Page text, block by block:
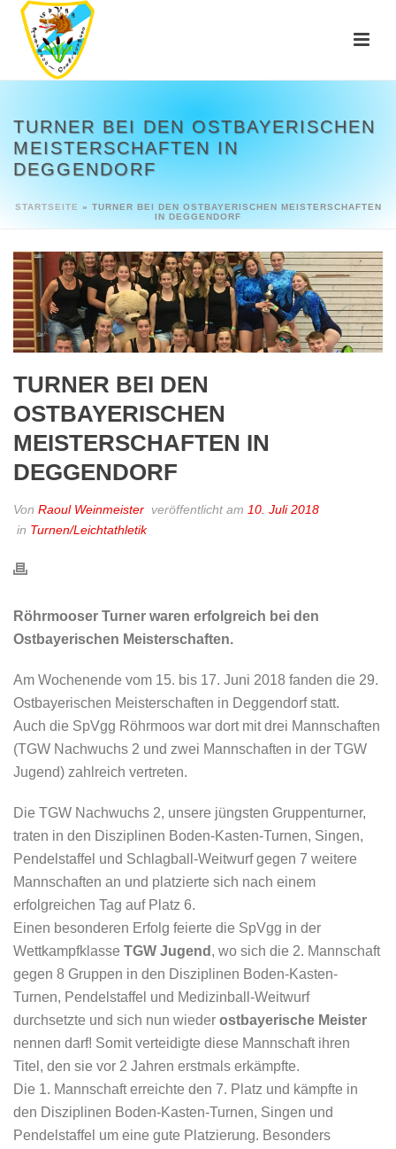
TURNER BEI DEN OSTBAYERISCHEN
MEISTERSCHAFTEN IN
DEGGENDORF
STARTSEITE » TURNER BEI DEN OSTBAYERISCHEN MEISTERSCHAFTEN
IN DEGGENDORF
TURNER BEI DEN
OSTBAYERISCHEN
MEISTERSCHAFTEN IN
DEGGENDORF
Von Raoul Weinmeister veröffentlicht am 10. Juli 2018
in Turnen/Leichtathletik
Röhrmooser Turner waren erfolgreich bei den
Ostbayerischen Meisterschaften.
Am Wochenende vom 15. bis 17. Juni 2018 fanden die 29.
Ostbayerischen Meisterschaften in Deggendorf statt.
Auch die SpVgg Röhrmoos war dort mit drei Mannschaften
(TGW Nachwuchs 2 und zwei Mannschaften in der TGW
Jugend) zahlreich vertreten.
Die TGW Nachwuchs 2, unsere jüngsten Gruppenturner,
traten in den Disziplinen Boden-Kasten-Turnen, Singen,
Pendelstaffel und Schlagball-Weitwurf gegen 7 weitere
Mannschaften an und platzierte sich nach einem
erfolgreichen Tag auf Platz 6.
Einen besonderen Erfolg feierte die SpVgg in der
Wettkampfklasse TGW Jugend , wo sich die 2. Mannschaft
gegen 8 Gruppen in den Disziplinen Boden-Kasten-
Turnen, Pendelstaffel und Medizinball-Weitwurf
durchsetzte und sich nun wieder ostbayerische Meister
nennen darf! Somit verteidigte diese Mannschaft ihren
Titel, den sie vor 2 Jahren erstmals erkämpfte.
Die 1. Mannschaft erreichte den 7. Platz und kämpfte in
den Disziplinen Boden-Kasten-Turnen, Singen und
Pendelstaffel um eine gute Platzierung. Besonders